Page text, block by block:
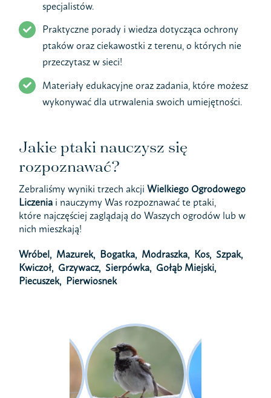
specjalistów.
Praktyczne porady i wiedza dotycząca ochrony
ptaków oraz ciekawostki z terenu, o których nie
przeczytasz w sieci!
Materiały edukacyjne oraz zadania, które możesz
wykonywać dla utrwalenia swoich umiejętności.
Jakie ptaki nauczysz się
rozpoznawać?
Zebraliśmy wyniki trzech akcjiWielkiego Ogrodowego
Liczenia i nauczymy Was rozpoznawać te ptaki,
które najczęściej zaglądają do Waszych ogrodów lub w
nich mieszkają!
Wróbel, Mazurek, Bogatka, Modraszka, Kos, Szpak,
Kwiczoł, Grzywacz, Sierpówka, Gołąb Miejski,
Piecuszek, Pierwiosnek